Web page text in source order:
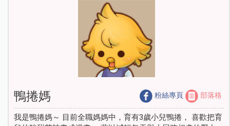
鴨捲媽 粉絲專頁 部落格
我是鴨捲媽～ 目前全職媽媽中，育有3歲小兒鴨捲， 喜歡把育